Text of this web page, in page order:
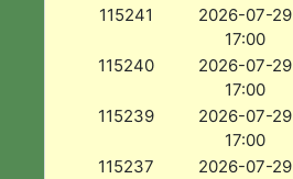
115241
2026-07-29
17:00
115240
2026-07-29
17:00
115239
2026-07-29
17:00
115237
2026-07-29